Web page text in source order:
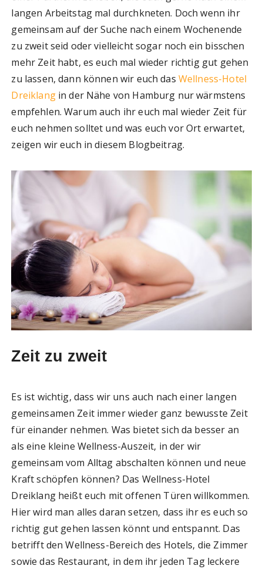
langen Arbeitstag mal durchkneten. Doch wenn ihr
gemeinsam auf der Suche nach einem Wochenende
zu zweit seid oder vielleicht sogar noch ein bisschen
mehr Zeit habt, es euch mal wieder richtig gut gehen
zu lassen, dann können wir euch das Wellness-Hotel
Dreiklangin der Nähe von Hamburg nur wärmstens
empfehlen. Warum auch ihr euch mal wieder Zeit für
euch nehmen solltet und was euch vor Ort erwartet,
zeigen wir euch in diesem Blogbeitrag.
Zeit zu zweit
Es ist wichtig, dass wir uns auch nach einer langen
gemeinsamen Zeit immer wieder ganz bewusste Zeit
für einander nehmen. Was bietet sich da besser an
als eine kleine Wellness-Auszeit, in der wir
gemeinsam vom Alltag abschalten können und neue
Kraft schöpfen können? Das Wellness-Hotel
Dreiklang heißt euch mit offenen Türen willkommen.
Hier wird man alles daran setzen, dass ihr es euch so
richtig gut gehen lassen könnt und entspannt. Das
betrifft den Wellness-Bereich des Hotels, die Zimmer
sowie das Restaurant, in dem ihr jeden Tag leckere